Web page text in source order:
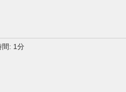
間: 1分